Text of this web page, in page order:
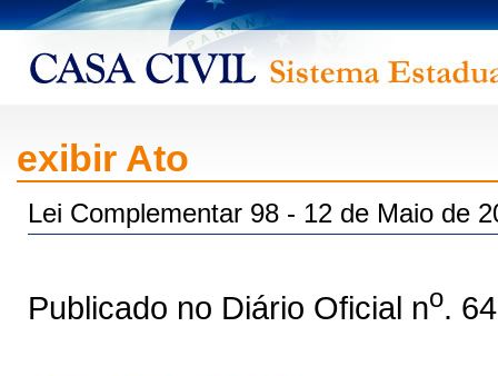
exibir Ato
Lei Complementar 98 - 12 de Maio de
Publicado no Diário Oficial no.